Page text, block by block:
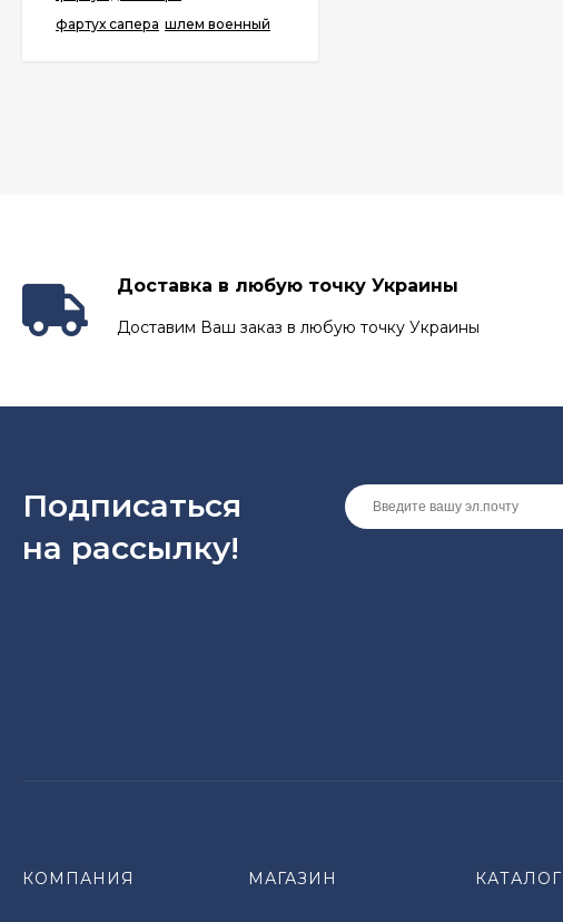
фартух сапера шлем военный
Доставка в любую точку Украины
Доставим Ваш заказ в любую точку Украины
Подписаться
на рассылкy!
КОМПАНИЯ МАГАЗИН КАТАЛОГ